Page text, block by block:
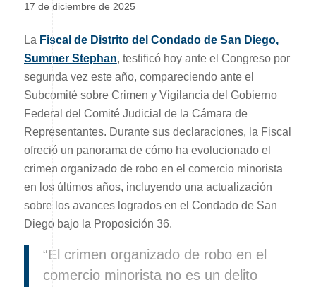
17 de diciembre de 2025
La Fiscal de Distrito del Condado de San Diego,
Summer Stephan, testificó hoy ante el Congreso por
segunda vez este año, compareciendo ante el
Subcomité sobre Crimen y Vigilancia del Gobierno
Federal del Comité Judicial de la Cámara de
Representantes. Durante sus declaraciones, la Fiscal
ofreció un panorama de cómo ha evolucionado el
crimen organizado de robo en el comercio minorista
en los últimos años, incluyendo una actualización
sobre los avances logrados en el Condado de San
Diego bajo la Proposición 36.
“El crimen organizado de robo en el
comercio minorista no es un delito